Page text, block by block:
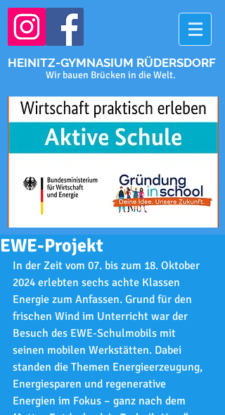
HEINITZ-GYMNASIUM RÜDERSDORF
Wir bauen Brücken in die Welt.
EWE-Projekt
In der Zeit vom 07. bis zum 18. Oktober
2024 erlebten sechs achte Klassen
Energie zum Anfassen. Grund für den
frischen Wind im Unterricht war der
Besuch des EWE-Schulmobils mit
seinen mobilen Werkstätten. Dabei
standen die Themen Energieerzeugung,
Energiesparen und regenerative
Energien im Fokus – ganz nach dem